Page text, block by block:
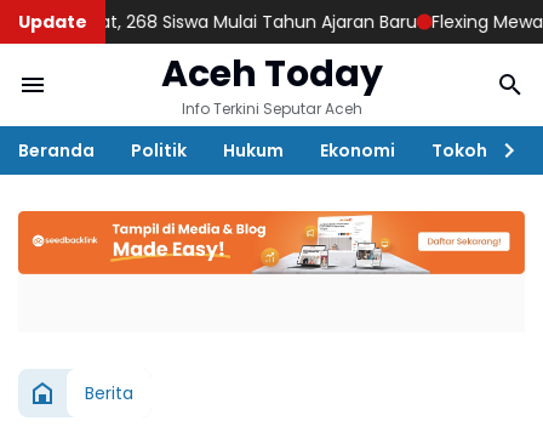
Update
268 Siswa Mulai Tahun Ajaran Baru Flexing Mewah, Dea
Aceh Today
Info Terkini Seputar Aceh
Beranda Politik Hukum Ekonomi Tokoh
Berita